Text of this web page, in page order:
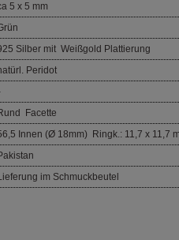
5 x 5 mm
Silber mit Weißgold Plattierung
Peridot
Facette
Innen (Ø 18mm) Ringk.: 11,7 x 11,7
im Schmuckbeutel